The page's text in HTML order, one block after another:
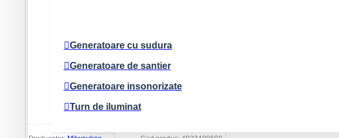
Generatoare cu sudura
Generatoare de santier
Generatoare insonorizate
Turn de iluminat